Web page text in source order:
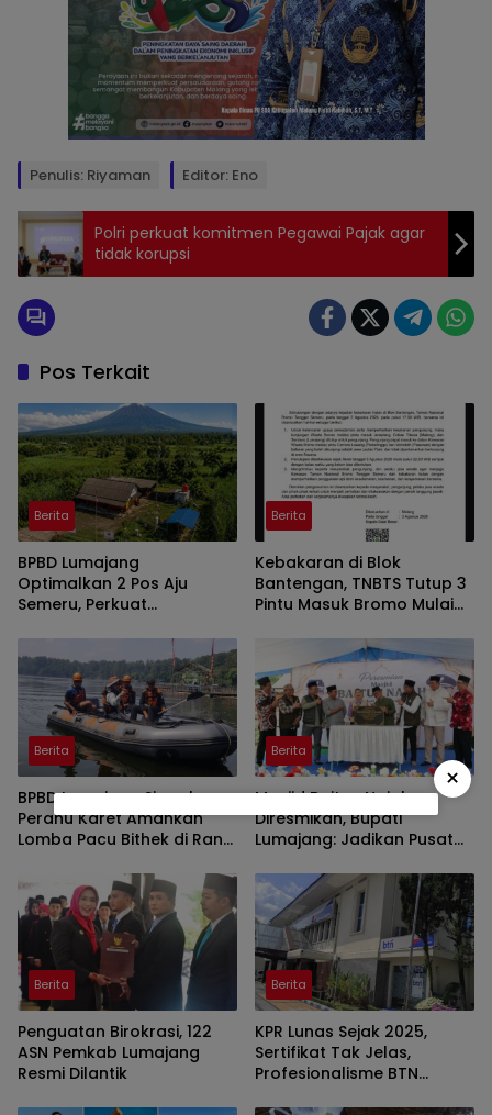
Penulis: Riyaman Editor: Eno
Polri perkuat komitmen Pegawai Pajak agar
tidak korupsi
Pos Terkait
Berita
BPBD Lumajang
Optimalkan 2 Pos Aju
Semeru, Perkuat
Berita
Kebakaran di Blok
Bantengan, TNBTS Tutup 3
Pintu Masuk Bromo Mulai
Berita
BPBD Lumajang Siagakan
Perahu Karet Amankan
Lomba Pacu Bithek di Ranu
Berita
Masjid Baitun Najah
Diresmikan, Bupati
Lumajang: Jadikan Pusat
Berita
Penguatan Birokrasi, 122
ASN Pemkab Lumajang
Resmi Dilantik
Berita
KPR Lunas Sejak 2025,
Sertifikat Tak Jelas,
Profesionalisme BTN
×